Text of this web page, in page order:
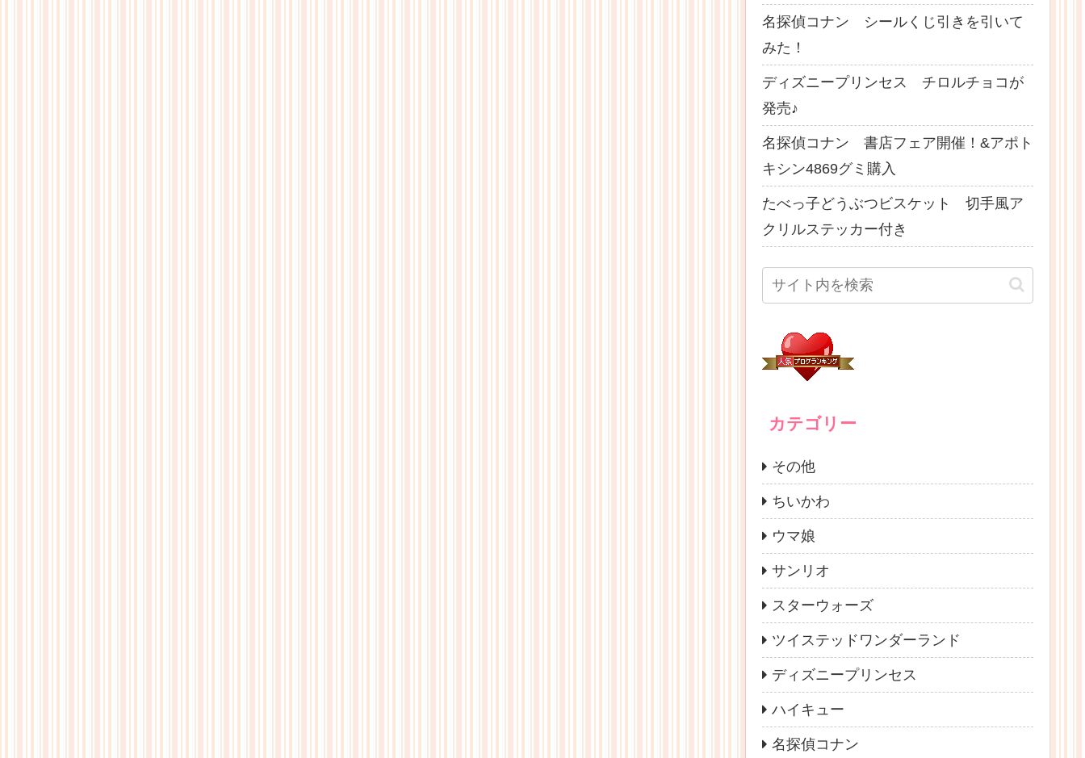
名探偵コナン シールくじ引きを引いて
みた！
ディズニープリンセス チロルチョコが
発売♪
名探偵コナン 書店フェア開催！&アポト
キシン4869グミ購入
たべっ子どうぶつビスケット 切手風ア
クリルステッカー付き
カテゴリー
その他
ちいかわ
ウマ娘
サンリオ
スターウォーズ
ツイステッドワンダーランド
ディズニープリンセス
ハイキュー
名探偵コナン